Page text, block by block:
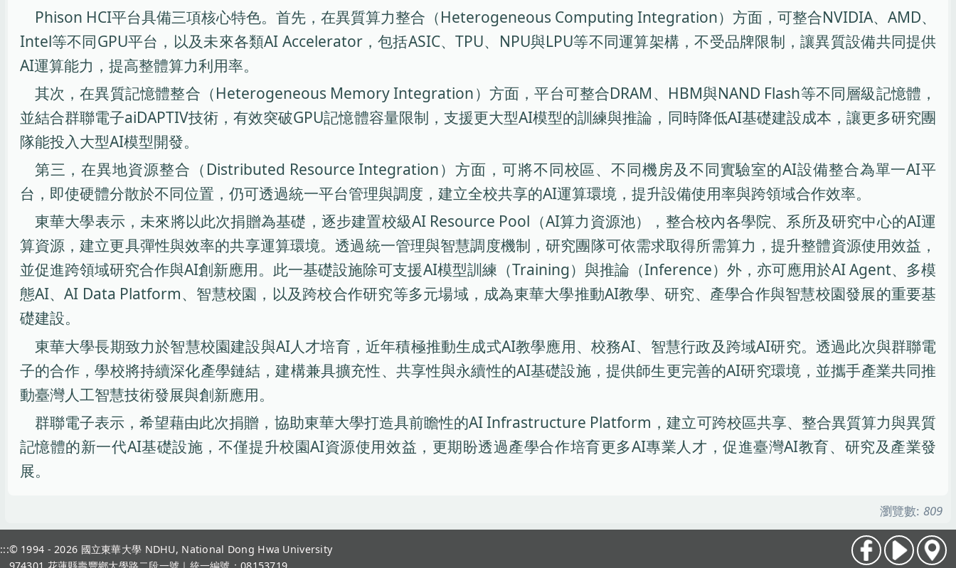
Phison HCI平台具備三項核心特色。首先，在異質算力整合（Heterogeneous Computing Integration）方面，可整合NVIDIA、AMD、
Intel等不同GPU平台，以及未來各類AI Accelerator，包括ASIC、TPU、NPU與LPU等不同運算架構，不受品牌限制，讓異質設備共同提供
AI運算能力，提高整體算力利用率。
其次，在異質記憶體整合（Heterogeneous Memory Integration）方面，平台可整合DRAM、HBM與NAND Flash等不同層級記憶體，
並結合群聯電子aiDAPTIV技術，有效突破GPU記憶體容量限制，支援更大型AI模型的訓練與推論，同時降低AI基礎建設成本，讓更多研究團
隊能投入大型AI模型開發。
第三，在異地資源整合（Distributed Resource Integration）方面，可將不同校區、不同機房及不同實驗室的AI設備整合為單一AI平
台，即使硬體分散於不同位置，仍可透過統一平台管理與調度，建立全校共享的AI運算環境，提升設備使用率與跨領域合作效率。
東華大學表示，未來將以此次捐贈為基礎，逐步建置校級AI Resource Pool（AI算力資源池），整合校內各學院、系所及研究中心的AI運
算資源，建立更具彈性與效率的共享運算環境。透過統一管理與智慧調度機制，研究團隊可依需求取得所需算力，提升整體資源使用效益，
並促進跨領域研究合作與AI創新應用。此一基礎設施除可支援AI模型訓練（Training）與推論（Inference）外，亦可應用於AI Agent、多模
態AI、AI Data Platform、智慧校園，以及跨校合作研究等多元場域，成為東華大學推動AI教學、研究、產學合作與智慧校園發展的重要基
礎建設。
東華大學長期致力於智慧校園建設與AI人才培育，近年積極推動生成式AI教學應用、校務AI、智慧行政及跨域AI研究。透過此次與群聯電
子的合作，學校將持續深化產學鏈結，建構兼具擴充性、共享性與永續性的AI基礎設施，提供師生更完善的AI研究環境，並攜手產業共同推
動臺灣人工智慧技術發展與創新應用。
群聯電子表示，希望藉由此次捐贈，協助東華大學打造具前瞻性的AI Infrastructure Platform，建立可跨校區共享、整合異質算力與異質
記憶體的新一代AI基礎設施，不僅提升校園AI資源使用效益，更期盼透過產學合作培育更多AI專業人才，促進臺灣AI教育、研究及產業發
展。
瀏覽數: 809
:::© 1994 - 2026 國立東華大學 NDHU, National Dong Hwa University